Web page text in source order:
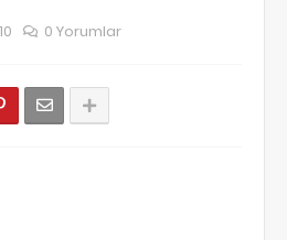
0 Yorumlar